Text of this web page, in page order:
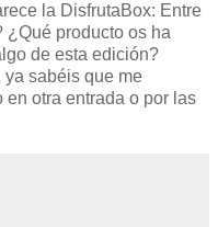
la DisfrutaBox: Entre
¿Qué producto os ha
de esta edición?
ya sabéis que me
otra entrada o por las